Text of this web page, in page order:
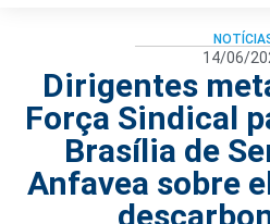
14/06/
Dirigentes
Força Sindical
Brasília de
Anfavea sobre